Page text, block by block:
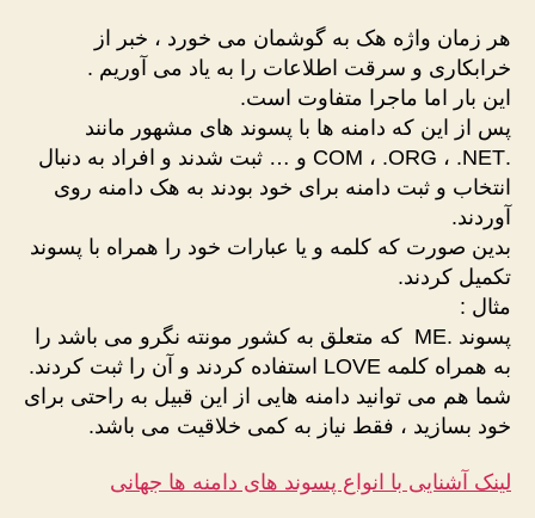
هر زمان واژه هک به گوشمان می خورد ، خبر از
خرابکاری و سرقت اطلاعات را به یاد می آوریم .
این بار اما ماجرا متفاوت است.
پس از این که دامنه ها با پسوند های مشهور مانند
.COM ، .ORG ، .NET و … ثبت شدند و افراد به دنبال
انتخاب و ثبت دامنه برای خود بودند به هک دامنه روی
آوردند.
بدین صورت که کلمه و یا عبارات خود را همراه با پسوند
تکمیل کردند.
مثال :
پسوند .ME که متعلق به کشور مونته نگرو می باشد را
به همراه کلمه LOVE استفاده کردند و آن را ثبت کردند.
شما هم می توانید دامنه هایی از این قبیل به راحتی برای
خود بسازید ، فقط نیاز به کمی خلاقیت می باشد.
لینک آشنایی با انواع پسوند های دامنه ها جهانی